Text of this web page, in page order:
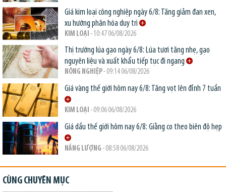
Giá kim loại công nghiệp ngày 6/8: Tăng giảm đan xen,
xu hướng phân hóa duy trì
KIM LOẠI - 10:47 06/08/2026
Thị trường lúa gạo ngày 6/8: Lúa tươi tăng nhẹ, gạo
nguyên liệu và xuất khẩu tiếp tục đi ngang
NÔNG NGHIỆP- 09:14 06/08/2026
Giá vàng thế giới hôm nay 6/8: Tăng vọt lên đỉnh 7 tuần
KIM LOẠI - 09:06 06/08/2026
Giá dầu thế giới hôm nay 6/8: Giằng co theo biên độ hẹp
NĂNG LƯỢNG - 08:58 06/08/2026
CÙNG CHUYÊN MỤC